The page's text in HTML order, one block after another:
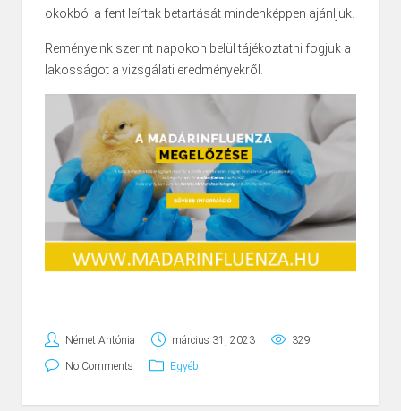
okokból a fent leírtak betartását mindenképpen ajánljuk.
Reményeink szerint napokon belül tájékoztatni fogjuk a
lakosságot a vizsgálati eredményekről.
Német Antónia március 31, 2023 329
No Comments Egyéb